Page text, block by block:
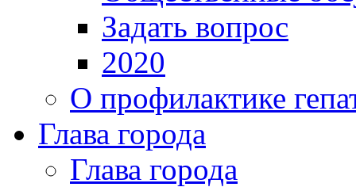
Задать вопрос
2020
О профилактике
Глава города
Глава города